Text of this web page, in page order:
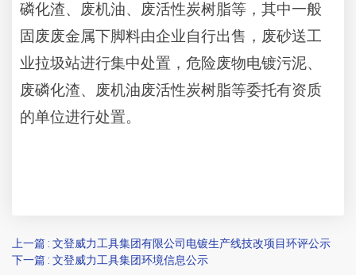
磷化渣、废机油、废活性炭树脂等，其中一般
固废废金属下脚料由企业自行出售，废砂送工
业拉圾站进行集中处置，危险废物电镀污泥、
废磷化渣、废机油废活性炭树脂等委托有资质
的单位进行处置。
上一篇 : 文登威力工具集团有限公司电镀生产线技改项目环评公示
下一篇 : 文登威力工具集团环境信息公示